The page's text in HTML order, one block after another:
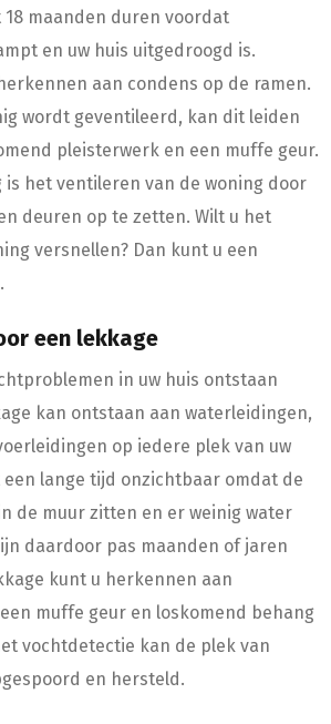
maanden duren voordat
en uw huis uitgedroogd is.
aan condens op de ramen.
wordt geventileerd, kan dit leiden
pleisterwerk en een muffe geur.
is het ventileren van de woning door
deuren op te zetten. Wilt u het
versnellen? Dan kunt u een
een lekkage
in uw huis ontstaan
kan ontstaan aan waterleidingen,
op iedere plek van uw
lange tijd onzichtbaar omdat de
de muur zitten en er weinig water
daardoor pas maanden of jaren
kunt u herkennen aan
muffe geur en loskomend behang
vochtdetectie kan de plek van
en hersteld.